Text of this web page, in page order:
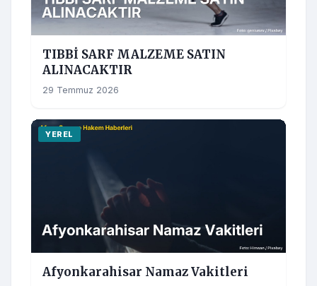
TIBBİ SARF MALZEME SATIN
ALINACAKTIR
29 Temmuz 2026
YEREL
Afyonkarahisar Namaz Vakitleri